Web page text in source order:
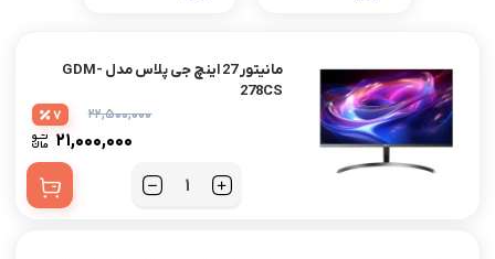
مانیتور 27 اینچ جی پلاس مدل GDM-
278CS
۲۲,۵۰۰,۰۰۰
۲۱,۰۰۰,۰۰۰
7